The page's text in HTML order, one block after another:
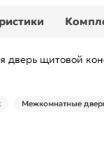
дверь щитовой
Межкомнатные